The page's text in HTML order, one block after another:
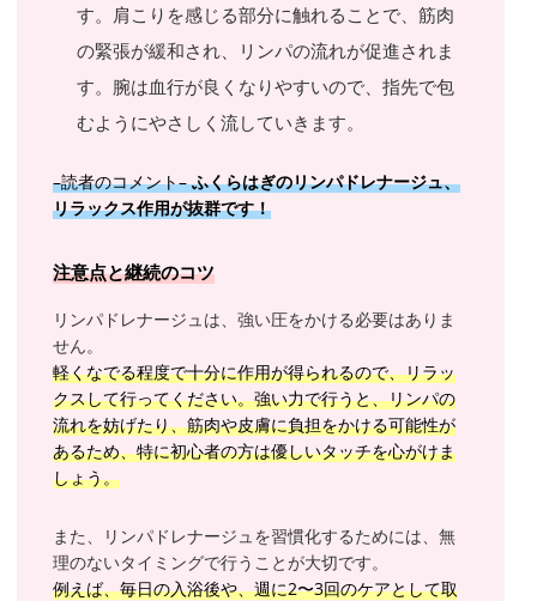
す。肩こりを感じる部分に触れることで、筋肉
の緊張が緩和され、リンパの流れが促進されま
す。腕は血行が良くなりやすいので、指先で包
むようにやさしく流していきます。
–読者のコメント–ふくらはぎのリンパドレナージュ、
リラックス作用が抜群です！
注意点と継続のコツ
リンパドレナージュは、強い圧をかける必要はありま
せん。
軽くなでる程度で十分に作用が得られるので、リラッ
クスして行ってください。強い力で行うと、リンパの
流れを妨げたり、筋肉や皮膚に負担をかける可能性が
あるため、特に初心者の方は優しいタッチを心がけま
しょう。
また、リンパドレナージュを習慣化するためには、無
理のないタイミングで行うことが大切です。
例えば、毎日の入浴後や、週に2〜3回のケアとして取